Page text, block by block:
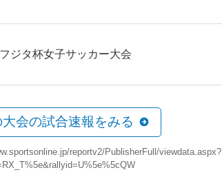
ジタ杯女子サッカー大会
大会の試合速報をみる
reportv2/PublisherFull/viewdata.aspx?